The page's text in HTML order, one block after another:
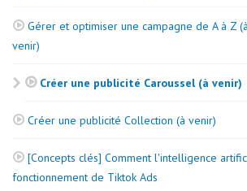
Gérer et optimiser une campagne de A à Z (à
venir)
Créer une publicité Caroussel (à venir)
Créer une publicité Collection (à venir)
[Concepts clés] Comment l'intelligence
fonctionnement de Tiktok Ads